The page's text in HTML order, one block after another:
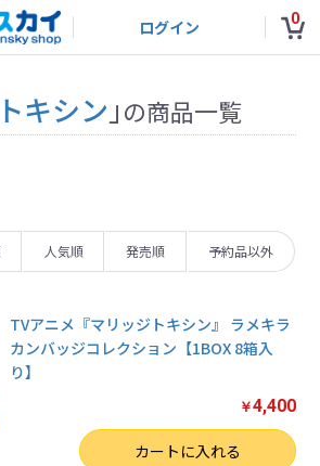
ログイン 0
キシン 」の商品一覧
人気順 発売順 予約品以外
TVアニメ『マリッジトキシン』 ラメキラ
カンバッジコレクション【1BOX 8箱入
り】
￥4,400
カートに入れる